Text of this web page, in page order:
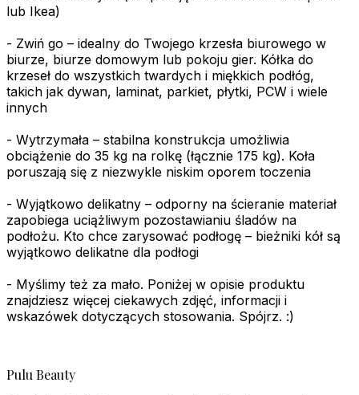
lub Ikea)
- Zwiń go – idealny do Twojego krzesła biurowego w
biurze, biurze domowym lub pokoju gier. Kółka do
krzeseł do wszystkich twardych i miękkich podłóg,
takich jak dywan, laminat, parkiet, płytki, PCW i wiele
innych
- Wytrzymała – stabilna konstrukcja umożliwia
obciążenie do 35 kg na rolkę (łącznie 175 kg). Koła
poruszają się z niezwykle niskim oporem toczenia
- Wyjątkowo delikatny – odporny na ścieranie materiał
zapobiega uciążliwym pozostawianiu śladów na
podłożu. Kto chce zarysować podłogę – bieżniki kół są
wyjątkowo delikatne dla podłogi
- Myślimy też za mało. Poniżej w opisie produktu
znajdziesz więcej ciekawych zdjęć, informacji i
wskazówek dotyczących stosowania. Spójrz. :)
Pulu Beauty